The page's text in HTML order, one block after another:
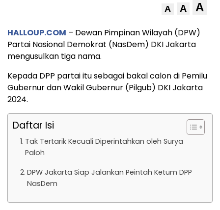
A A A
HALLOUP.COM – Dewan Pimpinan Wilayah (DPW)
Partai Nasional Demokrat (NasDem) DKI Jakarta
mengusulkan tiga nama.
Kepada DPP partai itu sebagai bakal calon di Pemilu
Gubernur dan Wakil Gubernur (Pilgub) DKI Jakarta
2024.
Daftar Isi
Tak Tertarik Kecuali Diperintahkan oleh Surya
Paloh
DPW Jakarta Siap Jalankan Peintah Ketum DPP
NasDem